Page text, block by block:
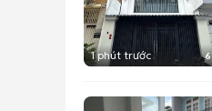
1 phút trước 6